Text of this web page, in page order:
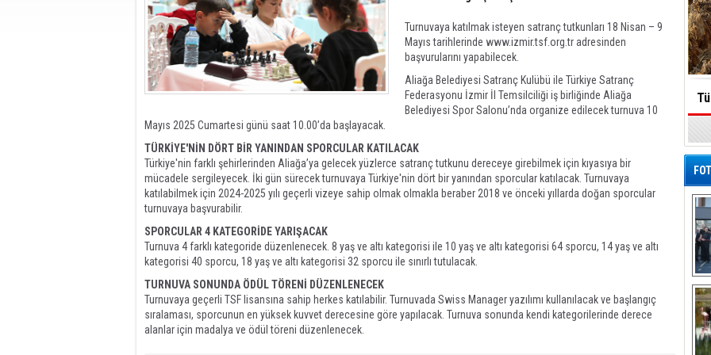
Turnuvaya katılmak isteyen satranç tutkunları 18 Nisan – 9
Mayıs tarihlerinde www.izmir.tsf.org.tr adresinden
başvurularını yapabilecek.
Aliağa Belediyesi Satranç Kulübü ile Türkiye Satranç
Federasyonu İzmir İl Temsilciliği iş birliğinde Aliağa
Belediyesi Spor Salonu’nda organize edilecek turnuva 10
Mayıs 2025 Cumartesi günü saat 10.00’da başlayacak.
TÜRKİYE'NİN DÖRT BİR YANINDAN SPORCULAR KATILACAK
Türkiye'nin farklı şehirlerinden Aliağa’ya gelecek yüzlerce satranç tutkunu dereceye girebilmek için kıyasıya bir
mücadele sergileyecek. İki gün sürecek turnuvaya Türkiye'nin dört bir yanından sporcular katılacak. Turnuvaya
katılabilmek için 2024-2025 yılı geçerli vizeye sahip olmak olmakla beraber 2018 ve önceki yıllarda doğan sporcular
turnuvaya başvurabilir.
SPORCULAR 4 KATEGORİDE YARIŞACAK
Turnuva 4 farklı kategoride düzenlenecek. 8 yaş ve altı kategorisi ile 10 yaş ve altı kategorisi 64 sporcu, 14 yaş ve altı
kategorisi 40 sporcu, 18 yaş ve altı kategorisi 32 sporcu ile sınırlı tutulacak.
TURNUVA SONUNDA ÖDÜL TÖRENİ DÜZENLENECEK
Turnuvaya geçerli TSF lisansına sahip herkes katılabilir. Turnuvada Swiss Manager yazılımı kullanılacak ve başlangıç
sıralaması, sporcunun en yüksek kuvvet derecesine göre yapılacak. Turnuva sonunda kendi kategorilerinde derece
alanlar için madalya ve ödül töreni düzenlenecek.